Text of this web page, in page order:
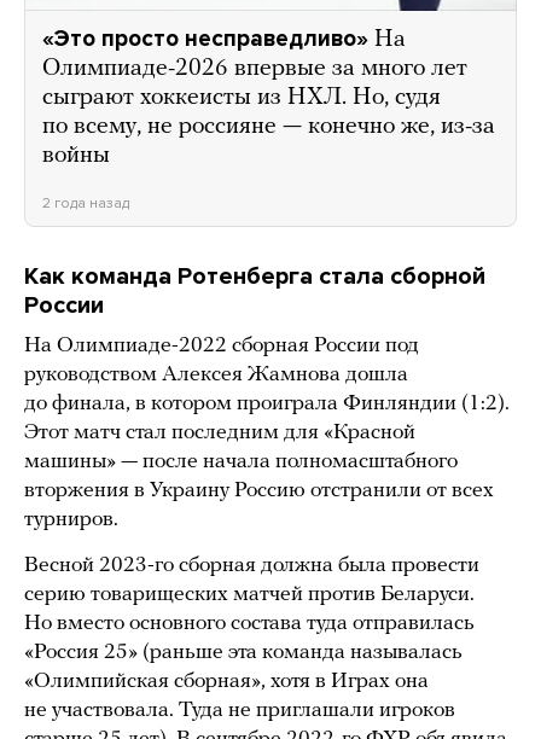
«Это просто несправедливо» На
Олимпиаде-2026 впервые за много лет
сыграют хоккеисты из НХЛ. Но, судя
по всему, не россияне — конечно же, из-за
войны
2 года назад
Как команда Ротенберга стала сборной
России
На Олимпиаде-2022 сборная России под
руководством Алексея Жамнова дошла
до финала, в котором проиграла Финляндии (1:2).
Этот матч стал последним для «Красной
машины» — после начала полномасштабного
вторжения в Украину Россию отстранили от всех
турниров.
Весной 2023-го сборная должна была провести
серию товарищеских матчей против Беларуси.
Но вместо основного состава туда отправилась
«Россия 25» (раньше эта команда называлась
«Олимпийская сборная», хотя в Играх она
не участвовала. Туда не приглашали игроков